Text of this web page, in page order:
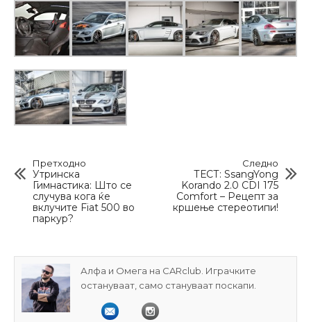
Претходно
Утринска
Гимнастика: Што се
случува кога ќе
вклучите Fiat 500 во
паркур?
Следно
ТЕСТ: SsangYong
Korando 2.0 CDI 175
Comfort – Рецепт за
кршење стереотипи!
Алфа и Омега на CARclub. Играчките
остануваат, само стануваат поскапи.